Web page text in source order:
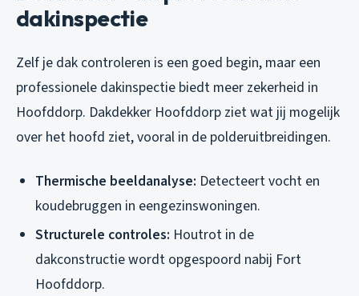
dakinspectie
Zelf je dak controleren is een goed begin, maar een
professionele dakinspectie biedt meer zekerheid in
Hoofddorp. Dakdekker Hoofddorp ziet wat jij mogelijk
over het hoofd ziet, vooral in de polderuitbreidingen.
Thermische beeldanalyse: Detecteert vocht en
koudebruggen in eengezinswoningen.
Structurele controles: Houtrot in de
dakconstructie wordt opgespoord nabij Fort
Hoofddorp.